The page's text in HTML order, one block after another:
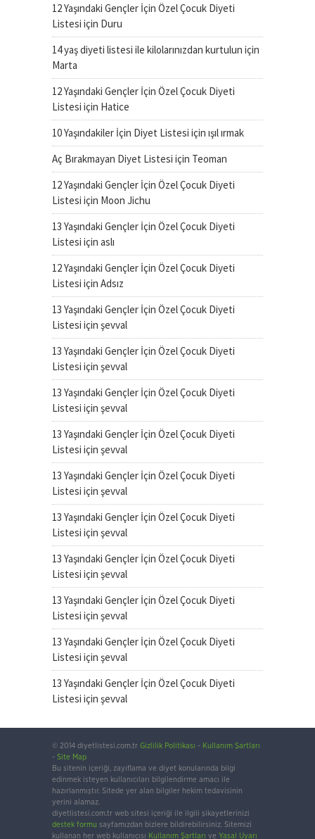
12 Yaşındaki Gençler İçin Özel Çocuk Diyeti
Listesi için Duru
14 yaş diyeti listesi ile kilolarınızdan kurtulun için
Marta
12 Yaşındaki Gençler İçin Özel Çocuk Diyeti
Listesi için Hatice
10 Yaşındakiler İçin Diyet Listesi için ışıl ırmak
Aç Bırakmayan Diyet Listesi için Teoman
12 Yaşındaki Gençler İçin Özel Çocuk Diyeti
Listesi için Moon Jichu
13 Yaşındaki Gençler İçin Özel Çocuk Diyeti
Listesi için aslı
12 Yaşındaki Gençler İçin Özel Çocuk Diyeti
Listesi için Adsız
13 Yaşındaki Gençler İçin Özel Çocuk Diyeti
Listesi için şevval
13 Yaşındaki Gençler İçin Özel Çocuk Diyeti
Listesi için şevval
13 Yaşındaki Gençler İçin Özel Çocuk Diyeti
Listesi için şevval
13 Yaşındaki Gençler İçin Özel Çocuk Diyeti
Listesi için şevval
13 Yaşındaki Gençler İçin Özel Çocuk Diyeti
Listesi için şevval
13 Yaşındaki Gençler İçin Özel Çocuk Diyeti
Listesi için şevval
13 Yaşındaki Gençler İçin Özel Çocuk Diyeti
Listesi için şevval
13 Yaşındaki Gençler İçin Özel Çocuk Diyeti
Listesi için şevval
13 Yaşındaki Gençler İçin Özel Çocuk Diyeti
Listesi için şevval
13 Yaşındaki Gençler İçin Özel Çocuk Diyeti
Listesi için şevval
© 2014 diyetlistesi.com.tr Gizlilik Politikası - Kullanım Şartları
- Site Map
Bu sitenin içeriği, zayıflama ve diyet konularında bilgi
edinmek isteyen kullanıcıları bilgilendirme amacı ile
hazırlanmıştır. Sitede yer alan bilgiler hekim tedavisinin
yerini alamaz.
diyetlistesi.com.tr web sitesi içeriği ile ilgili şikayetlerinizi
destek formu sayfamızdan bizlere bildirebilirsiniz. Sitemizi
kullanan her web kullanıcısı Kullanım Şartları ve Yasal Uyarı